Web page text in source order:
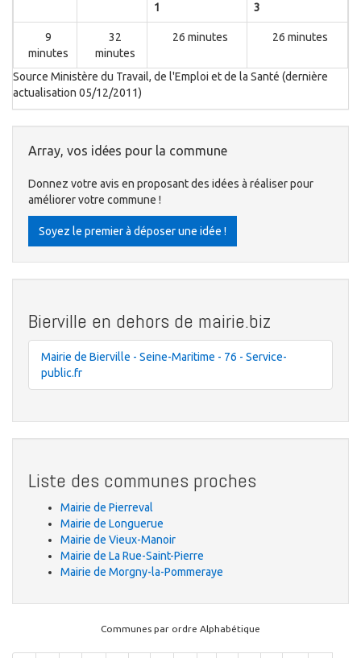
1
3
9
minutes
32
minutes
26 minutes 26 minutes
Source Ministère du Travail, de l'Emploi et de la Santé (dernière
actualisation 05/12/2011)
Array, vos idées pour la commune
Donnez votre avis en proposant des idées à réaliser pour
améliorer votre commune !
Soyez le premier à déposer une idée !
Bierville en dehors de mairie.biz
Mairie de Bierville - Seine-Maritime - 76 - Service-
public.fr
Liste des communes proches
Mairie de Pierreval
Mairie de Longuerue
Mairie de Vieux-Manoir
Mairie de La Rue-Saint-Pierre
Mairie de Morgny-la-Pommeraye
Communes par ordre Alphabétique